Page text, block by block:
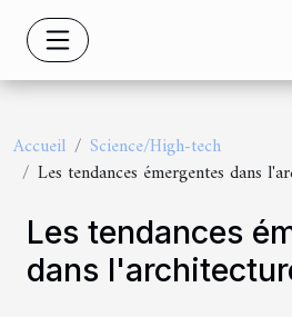
Accueil
Science/High-tech
Les tendances émergentes dans
Les tendances
dans